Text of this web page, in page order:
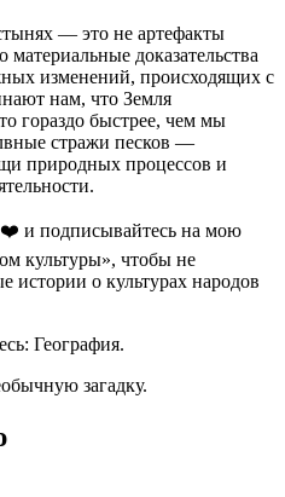
— это не артефакты
доказательства
изменений, происходящих с
нам, что Земля
гораздо быстрее, чем мы
стражи песков —
природных процессов и
❤️ и подписывайтесь на мою
культуры», чтобы не
истории о культурах народов
География.
загадку.